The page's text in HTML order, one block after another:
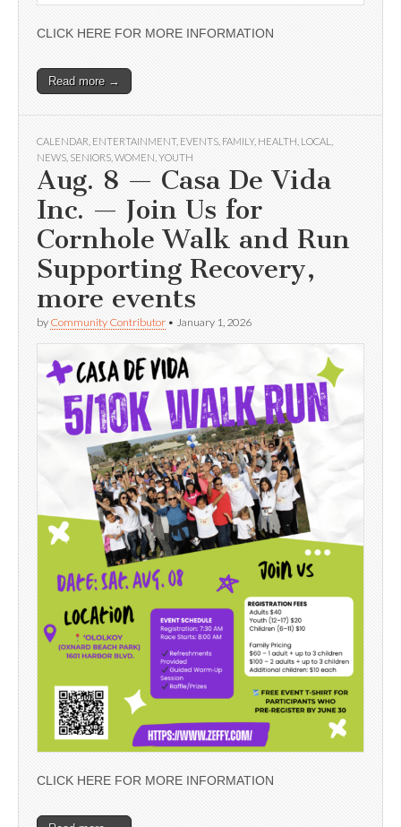
CLICK HERE FOR MORE INFORMATION
Read more →
CALENDAR ENTERTAINMENT, EVENTS FAMILY, HEALTH LOCAL
NEWS SENIORS WOMEN YOUTH
Aug. 8 — Casa De Vida
Inc. — Join Us for
Cornhole Walk and Run
Supporting Recovery,
more events
by Community Contributor • January 1, 2026
CLICK HERE FOR MORE INFORMATION